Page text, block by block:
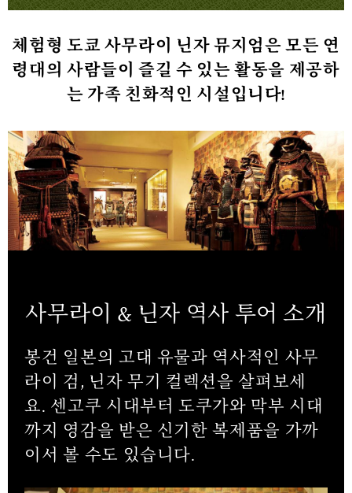
체험형 도쿄 사무라이 닌자 뮤지엄은 모든 연
령대의 사람들이 즐길 수 있는 활동을 제공하
는 가족 친화적인 시설입니다!
사무라이 & 닌자 역사 투어 소개
봉건 일본의 고대 유물과 역사적인 사무
라이 검, 닌자 무기 컬렉션을 살펴보세
요. 센고쿠 시대부터 도쿠가와 막부 시대
까지 영감을 받은 신기한 복제품을 가까
이서 볼 수도 있습니다.